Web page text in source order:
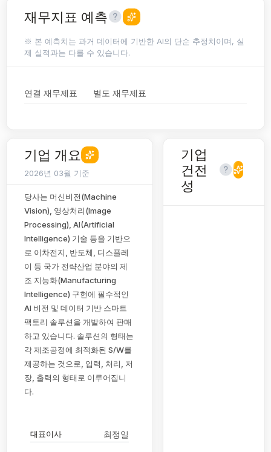
재무지표 예측
※ 본 예측치는 과거 데이터에 기반한 AI의 단순 추정치이며, 실
제 실적과는 다를 수 있습니다.
연결 재무제표 별도 재무제표
기업 개요
2026년 03월 기준
당사는 머신비전(Machine
Vision), 영상처리(Image
Processing), AI(Artificial
Intelligence) 기술 등을 기반으
로 이차전지, 반도체, 디스플레
이 등 국가 전략산업 분야의 제
조 지능화(Manufacturing
Intelligence) 구현에 필수적인
AI 비전 및 데이터 기반 스마트
팩토리 솔루션을 개발하여 판매
하고 있습니다. 솔루션의 형태는
각 제조공정에 최적화된 S/W를
제공하는 것으로, 입력, 처리, 저
장, 출력의 형태로 이루어집니
다.
대표이사 최정일
기업
건전
성